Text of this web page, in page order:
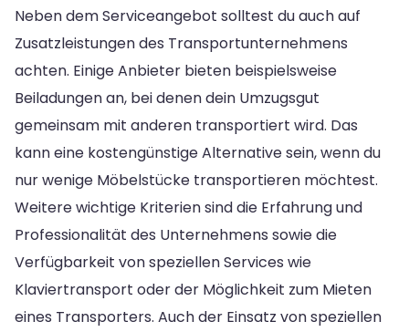
Neben dem Serviceangebot solltest du auch auf
Zusatzleistungen des Transportunternehmens
achten. Einige Anbieter bieten beispielsweise
Beiladungen an, bei denen dein Umzugsgut
gemeinsam mit anderen transportiert wird. Das
kann eine kostengünstige Alternative sein, wenn du
nur wenige Möbelstücke transportieren möchtest.
Weitere wichtige Kriterien sind die Erfahrung und
Professionalität des Unternehmens sowie die
Verfügbarkeit von speziellen Services wie
Klaviertransport oder der Möglichkeit zum Mieten
eines Transporters. Auch der Einsatz von speziellen